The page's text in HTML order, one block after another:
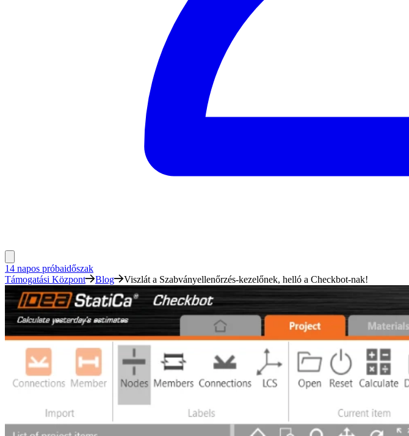
14 napos próbaidőszak
Támogatási Központ
Blog Viszlát a Szabványellenőrzés-kezelőnek, helló a Checkbot-nak!